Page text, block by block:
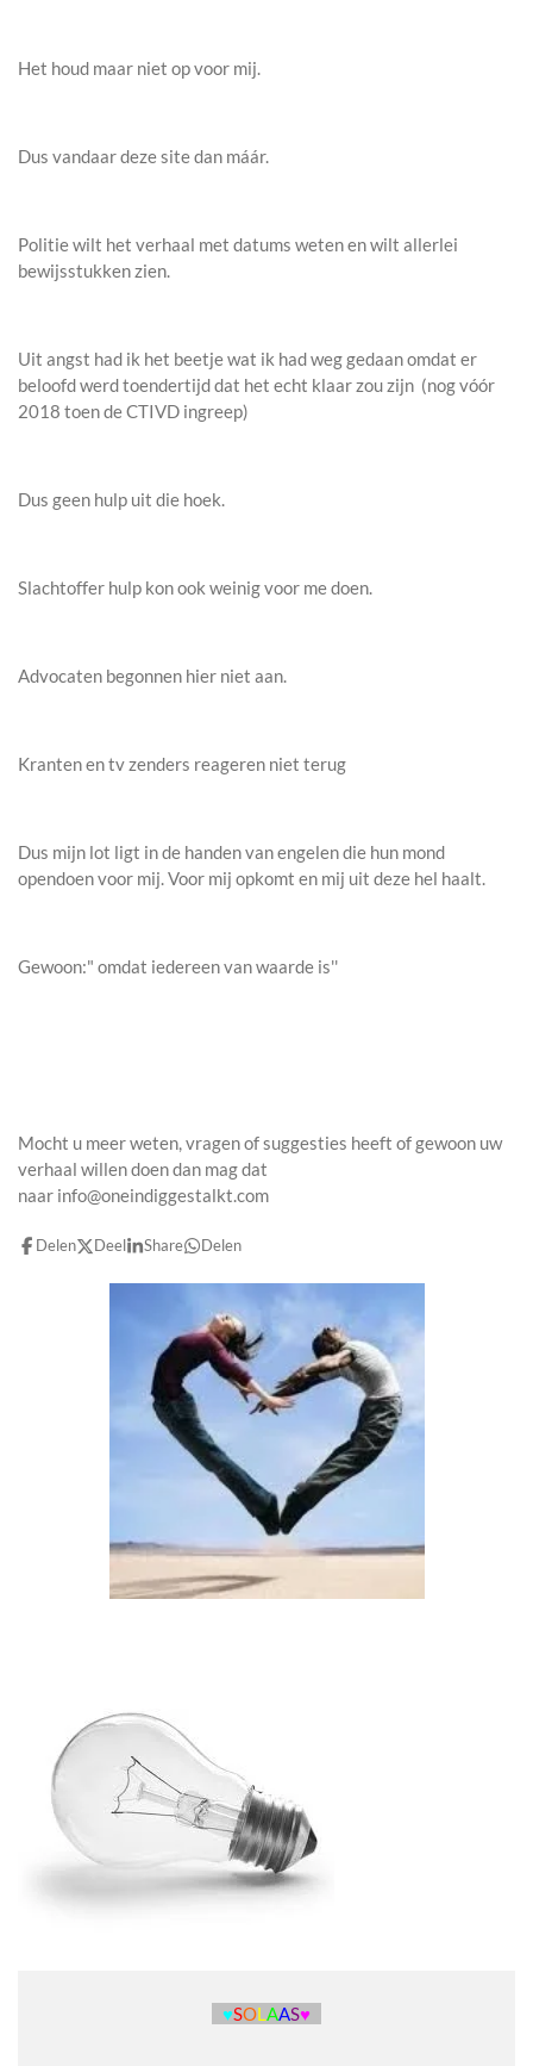
Het houd maar niet op voor mij.
Dus vandaar deze site dan máár.
Politie wilt het verhaal met datums weten en wilt allerlei
bewijsstukken zien.
Uit angst had ik het beetje wat ik had weg gedaan omdat er
beloofd werd toendertijd dat het echt klaar zou zijn (nog vóór
2018 toen de CTIVD ingreep)
Dus geen hulp uit die hoek.
Slachtoffer hulp kon ook weinig voor me doen.
Advocaten begonnen hier niet aan.
Kranten en tv zenders reageren niet terug
Dus mijn lot ligt in de handen van engelen die hun mond
opendoen voor mij. Voor mij opkomt en mij uit deze hel haalt.
Gewoon:" omdat iedereen van waarde is''
Mocht u meer weten, vragen of suggesties heeft of gewoon uw
verhaal willen doen dan mag dat
naar info@oneindiggestalkt.com
Delen Deel Share Delen
♥SOLAAS♥